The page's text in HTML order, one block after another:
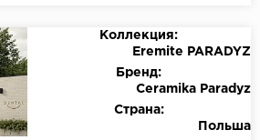
Коллекция:
Eremite PARADYZ
Бренд:
Ceramika Paradyz
Страна:
Польша